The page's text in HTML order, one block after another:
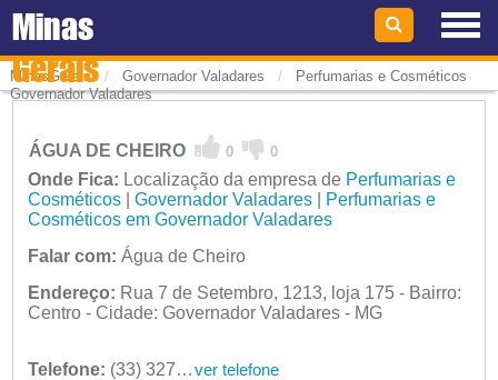
Minas
Gerais
MinasGerais / Governador Valadares /
Perfumarias e Cosméticos
Governador Valadares
ÁGUA DE CHEIRO 0 0
Onde Fica: Localização da empresa de Perfumarias e
Cosméticos| Governador Valadares|
Perfumarias e
Cosméticos em Governador Valadares
Falar com: Água de Cheiro
Endereço: Rua 7 de Setembro, 1213, loja 175 - Bairro:
Centro - Cidade: Governador Valadares - MG
Telefone: (33) 3272-4137 ver telefone